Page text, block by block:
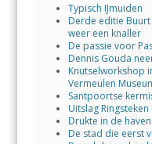
Typisch IJmuiden
Derde editie
weer een knaller
De passie voor
Dennis Gouda
Knutselworkshop
Vermeulen
Santpoortse
Uitslag
Drukte in de
De stad die eerst